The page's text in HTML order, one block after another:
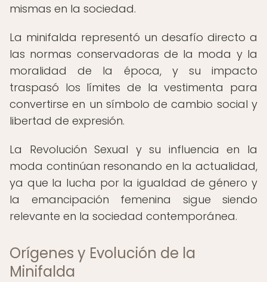
mismas en la sociedad.
La minifalda representó un desafío directo a
las normas conservadoras de la moda y la
moralidad de la época, y su impacto
traspasó los límites de la vestimenta para
convertirse en un símbolo de cambio social y
libertad de expresión.
La Revolución Sexual y su influencia en la
moda continúan resonando en la actualidad,
ya que la lucha por la igualdad de género y
la emancipación femenina sigue siendo
relevante en la sociedad contemporánea.
Orígenes y Evolución de la
Minifalda